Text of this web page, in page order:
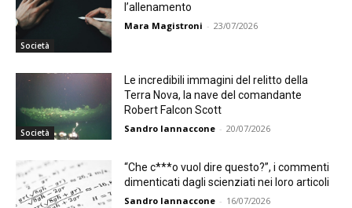
Società
l’allenamento
Mara Magistroni - 23/07/2026
Società
Le incredibili immagini del relitto della
Terra Nova, la nave del comandante
Robert Falcon Scott
Sandro Iannaccone - 20/07/2026
“Che c***o vuol dire questo?”, i commenti
dimenticati dagli scienziati nei loro articoli
Sandro Iannaccone - 16/07/2026